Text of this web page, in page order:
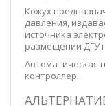
Кожух
давления,
источника
размещении ДГУ
Автоматическая
контроллер.